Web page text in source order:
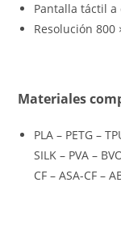
Pantalla táctil a
Resolución 800
Materiales
PLA – PETG –
SILK – PVA –
CF – ASA-CF –